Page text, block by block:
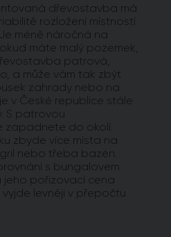
dřevostavba má
rozložení místností
méně náročná na
máte malý pozemek,
patrová,
a může vám tak zbýt
zahrady nebo na
v České republice stále
S patrovou
zapadnete do okolí.
zbyde více místa na
nebo třeba bazén.
s bungalovem
jeho pořizovací cena
levněji v přepočtu